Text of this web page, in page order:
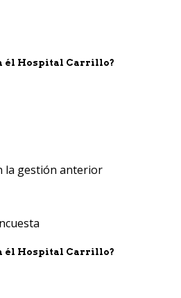
él Hospital Carrillo?
la gestión anterior
él Hospital Carrillo?